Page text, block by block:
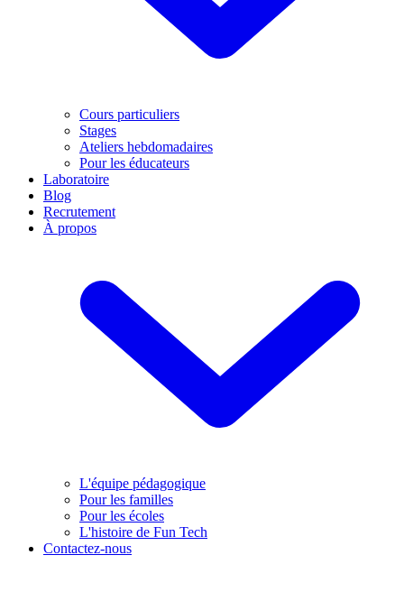
Cours particuliers
Stages
Ateliers hebdomadaires
Pour les éducateurs
Laboratoire
Blog
Recrutement
À propos
L'équipe pédagogique
Pour les familles
Pour les écoles
L'histoire de Fun Tech
Contactez-nous